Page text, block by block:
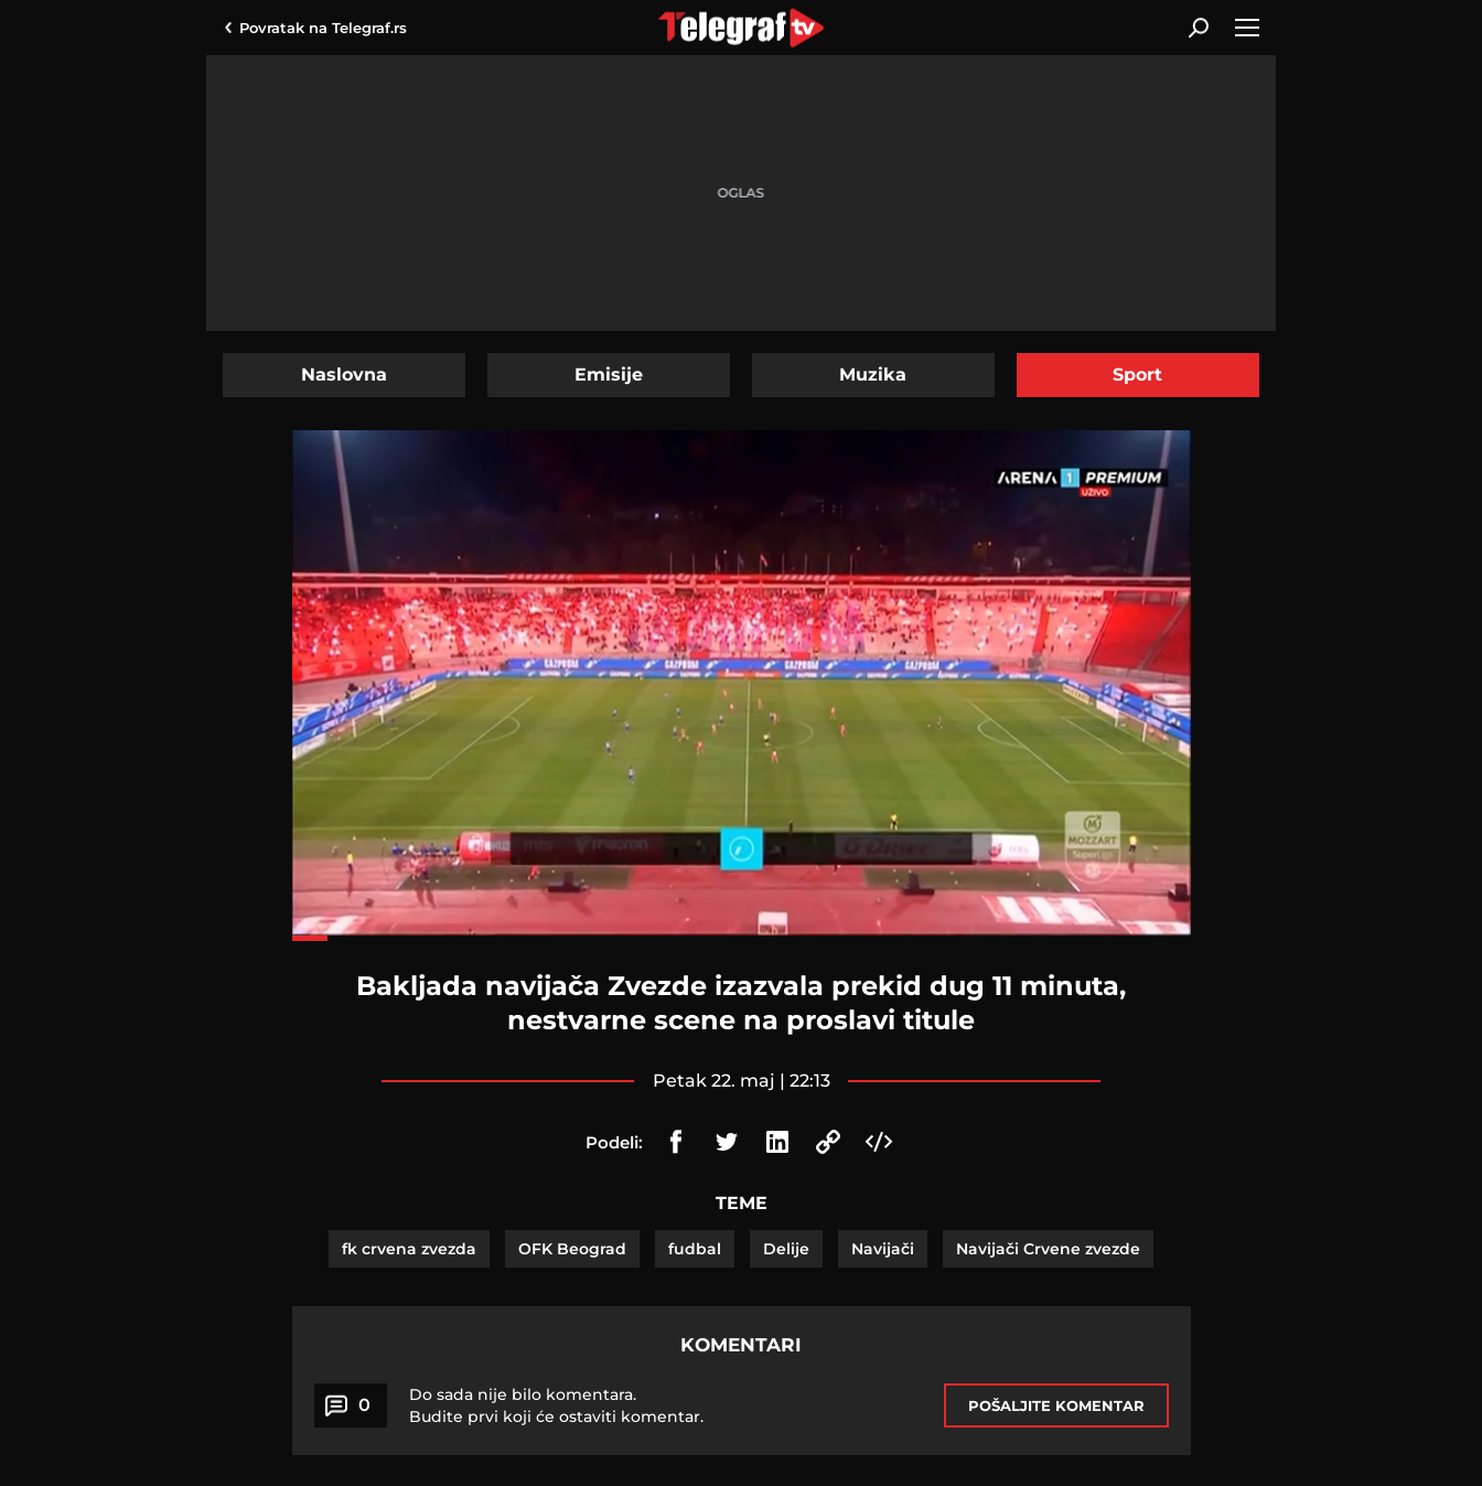
Povratak na Telegraf.rs
Naslovna Emisije Muzika Sport
Bakljada navijača Zvezde izazvala prekid dug 11 minuta,
nestvarne scene na proslavi titule
petak 22. maj | 22:13
Podeli:
TEME
fk crvena zvezda OFK Beograd fudbal Delije Navijači Navijači Crvene zvezde
KOMENTARI
0
Do sada nije bilo komentara.
Budite prvi koji će ostaviti komentar.
POŠALJITE KOMENTAR